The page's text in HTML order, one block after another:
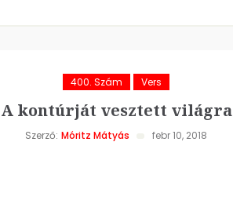
400. Szám Vers
A kontúrját vesztett világra
Szerző: Móritz Mátyás febr 10, 2018